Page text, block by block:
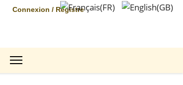
Connexion / Registre